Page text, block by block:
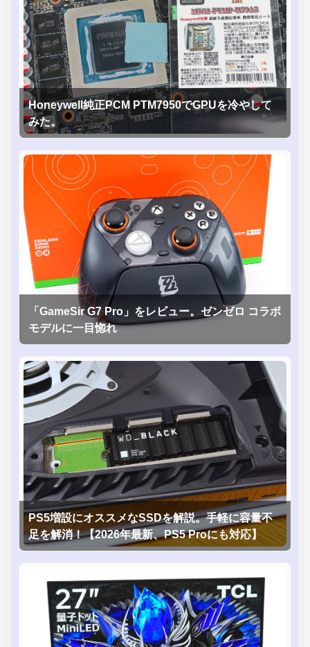
Honeywell純正PCM PTM7950でGPUを冷やして
みた。
「GameSir G7 Pro」をレビュー。ゼンゼロ コラボ
モデルに一目惚れ
PS5増設にオススメなSSDを解説。手軽に容量不
足を解消！【2026年最新、PS5 Proにも対応】